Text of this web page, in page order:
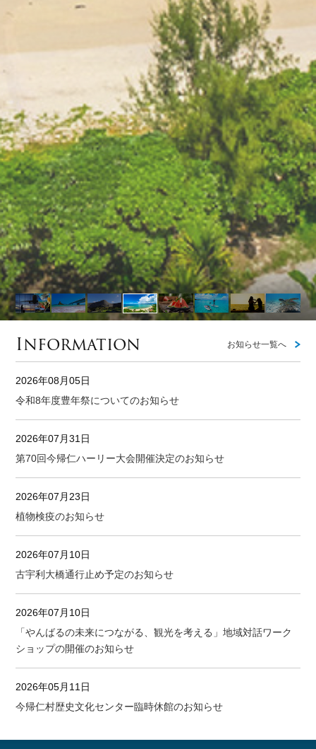
Information お知らせ一覧へ
2026年08月05日
令和8年度豊年祭についてのお知らせ
2026年07月31日
第70回今帰仁ハーリー大会開催決定のお知らせ
2026年07月23日
植物検疫のお知らせ
2026年07月10日
古宇利大橋通行止め予定のお知らせ
2026年07月10日
「やんばるの未来につながる、観光を考える」地域対話ワーク
ショップの開催のお知らせ
2026年05月11日
今帰仁村歴史文化センター臨時休館のお知らせ